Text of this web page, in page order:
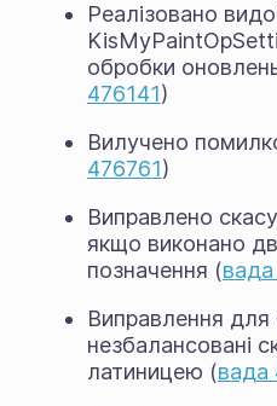
Реалізовано
обробки
476141)
Вилучено
476761)
Виправлено
якщо виконано
позначення (
Виправлення для
незбалансовані
латиницею (вада